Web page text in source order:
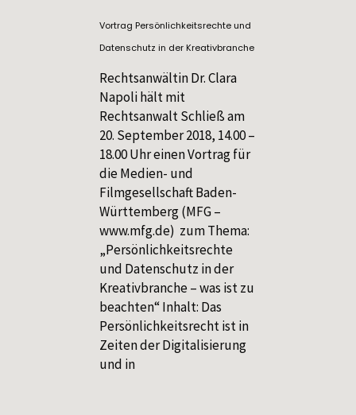
Vortrag Persönlichkeitsrechte und
Datenschutz in der Kreativbranche
Rechtsanwältin Dr. Clara
Napoli hält mit
Rechtsanwalt Schließ am
20. September 2018, 14.00 –
18.00 Uhr einen Vortrag für
die Medien- und
Filmgesellschaft Baden-
Württemberg (MFG –
www.mfg.de) zum Thema:
„Persönlichkeitsrechte
und Datenschutz in der
Kreativbranche – was ist zu
beachten“ Inhalt: Das
Persönlichkeitsrecht ist in
Zeiten der Digitalisierung
und in